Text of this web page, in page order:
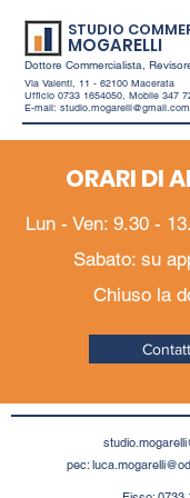
STUDIO
MOGARELLI
Dottore Commercialista,
Via Valenti, 11 - 62100 Macerata
Ufficio 0733 1654050, Mobile 347
E-mail: studio.mogarelli@gmail.com
ORARI DI
Lun - Ven: 9.30 -
Sabato: su
Chiuso la
pec: